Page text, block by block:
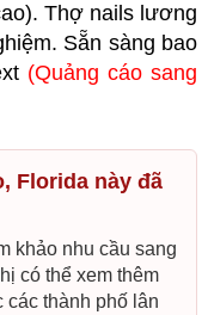
Thợ nails lương
Sẵn sàng bao
(Quảng cáo sang
Florida này đã
khảo nhu cầu sang
có thể xem thêm
thành phố lân